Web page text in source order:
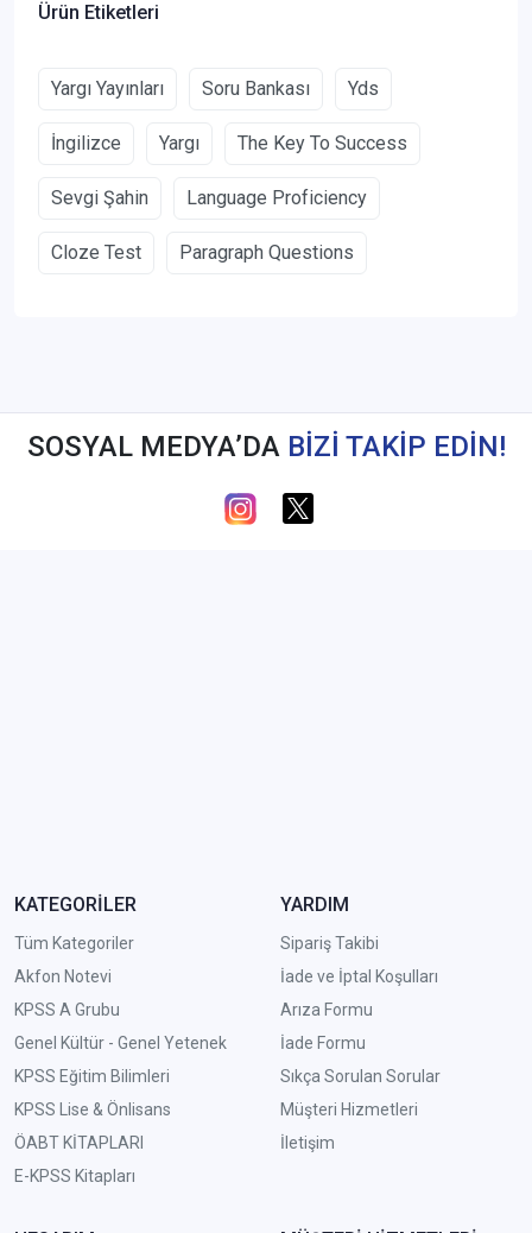
Ürün Etiketleri
Yargı Yayınları Soru Bankası Yds
İngilizce Yargı The Key To Success
Sevgi Şahin Language Proficiency
Cloze Test Paragraph Questions
SOSYAL MEDYA’DA BİZİ TAKİP EDİN!
KATEGORİLER
Tüm Kategoriler
Akfon Notevi
KPSS A Grubu
Genel Kültür - Genel Yetenek
KPSS Eğitim Bilimleri
KPSS Lise & Önlisans
ÖABT KİTAPLARI
E-KPSS Kitapları
YARDIM
Sipariş Takibi
İade ve İptal Koşulları
Arıza Formu
İade Formu
Sıkça Sorulan Sorular
Müşteri Hizmetleri
İletişim